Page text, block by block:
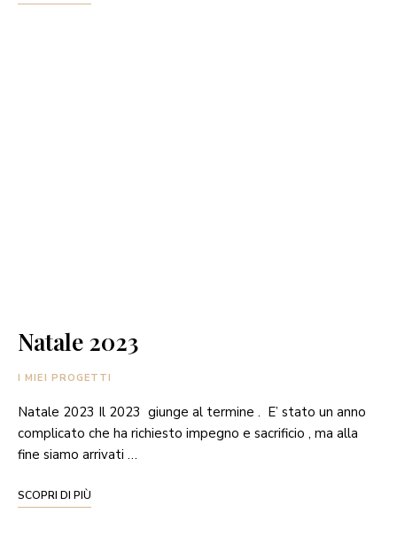
Natale 2023
I MIEI PROGETTI
Natale 2023 Il 2023 giunge al termine . E’ stato un anno
complicato che ha richiesto impegno e sacrificio , ma alla
fine siamo arrivati …
SCOPRI DI PIÙ